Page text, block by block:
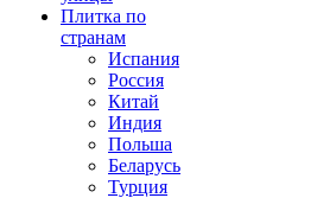
Плитка по
странам
Испания
Россия
Китай
Индия
Польша
Беларусь
Турция